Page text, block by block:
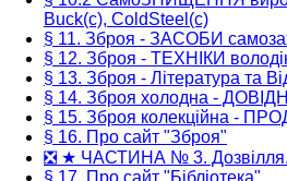
Buck(c), ColdSteel(c)
§ 11. Зброя - ЗАСОБИ
§ 12. Зброя - ТЕХНІКИ
§ 13. Зброя - Література та
§ 14. Зброя холодна -
§ 15. Зброя колекційна -
§ 16. Про сайт "Зброя"
❎ ★ ЧАСТИНА № 3.
§ 17. Про сайт "Бібліотека"